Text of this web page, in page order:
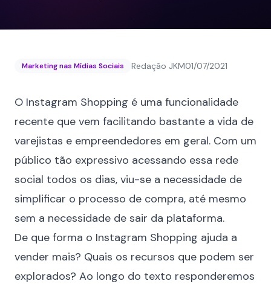
Marketing nas Mídias Sociais Redação JKM01/07/2021
O Instagram Shopping é uma funcionalidade
recente que vem facilitando bastante a vida de
varejistas e empreendedores em geral. Com um
público tão expressivo acessando essa rede
social todos os dias, viu-se a necessidade de
simplificar o processo de compra, até mesmo
sem a necessidade de sair da plataforma.
De que forma o Instagram Shopping ajuda a
vender mais? Quais os recursos que podem ser
explorados? Ao longo do texto responderemos